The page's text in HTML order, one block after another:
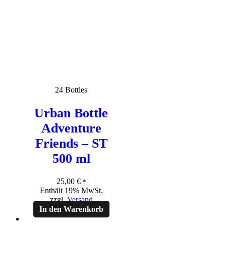
24 Bottles
Urban Bottle
Adventure
Friends – ST
500 ml
25,00 € *
Enthält 19% MwSt.
zzgl.Versand
In den Warenkorb